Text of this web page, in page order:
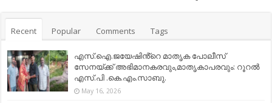
Recent Popular Comments Tags
എസ്.ഐ.ജയേഷിൻ്റെ മാതൃക പോലീസ്
സേനയ്ക്ക് അഭിമാനകരവും,മാതൃകാപരവും: റൂറൽ
എസ്.പി .കെ.എം.സാബു.
May 16, 2026